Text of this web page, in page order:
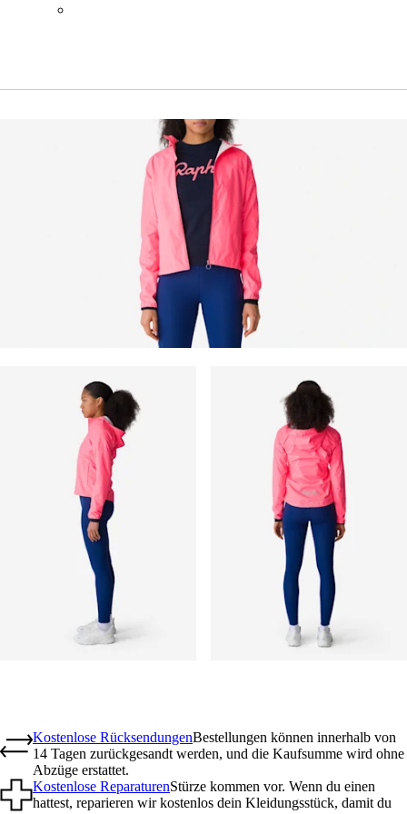
Kostenlose RücksendungenBestellungen können innerhalb von
14 Tagen zurückgesandt werden, und die Kaufsumme wird ohne
Abzüge erstattet.
Kostenlose ReparaturenStürze kommen vor. Wenn du einen
hattest, reparieren wir kostenlos dein Kleidungsstück, damit du